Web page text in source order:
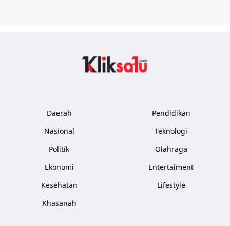
Daerah
Nasional
Politik
Ekonomi
Kesehatan
Khasanah
Pendidikan
Teknologi
Olahraga
Entertaiment
Lifestyle